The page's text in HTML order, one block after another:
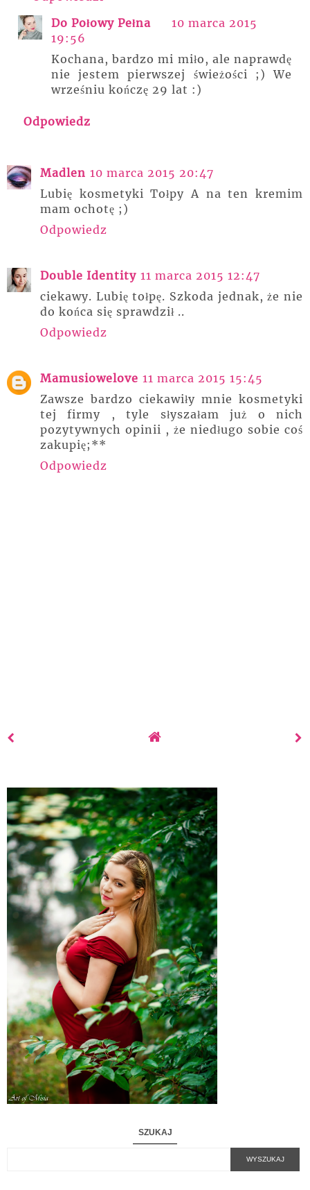
Do Połowy Pełna
10 marca 2015
19:56
Kochana, bardzo mi miło, ale naprawdę
nie jestem pierwszej świeżości ;) We
wrześniu kończę 29 lat :)
Odpowiedz
Madlen 10 marca 2015 20:47
Lubię kosmetyki Tołpy A na ten kremim
mam ochotę ;)
Odpowiedz
Double Identity 11 marca 2015 12:47
ciekawy. Lubię tołpę. Szkoda jednak, że nie
do końca się sprawdził ..
Odpowiedz
Mamusiowelove 11 marca 2015 15:45
Zawsze bardzo ciekawiły mnie kosmetyki
tej firmy , tyle słyszałam już o nich
pozytywnych opinii , że niedługo sobie coś
zakupię;**
Odpowiedz
SZUKAJ